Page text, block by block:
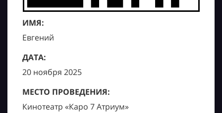
ИМЯ:
Евгений
ДАТА:
20 ноября 2025
МЕСТО ПРОВЕДЕНИЯ:
Кинотеатр «Каро 7 Атриум»